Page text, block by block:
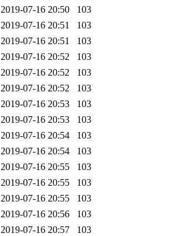
2019-07-16 20:50
103
2019-07-16 20:51
103
2019-07-16 20:51
103
2019-07-16 20:52
103
2019-07-16 20:52
103
2019-07-16 20:52
103
2019-07-16 20:53
103
2019-07-16 20:53
103
2019-07-16 20:54
103
2019-07-16 20:54
103
2019-07-16 20:55
103
2019-07-16 20:55
103
2019-07-16 20:55
103
2019-07-16 20:56
103
2019-07-16 20:57
103